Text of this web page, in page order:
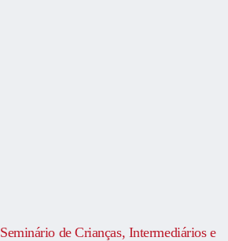
Seminário de Crianças, Intermediários e